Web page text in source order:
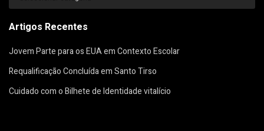
Artigos Recentes
Jovem Parte para os EUA em Contexto Escolar
Requalificação Concluída em Santo Tirso
Cuidado com o Bilhete de Identidade vitalício